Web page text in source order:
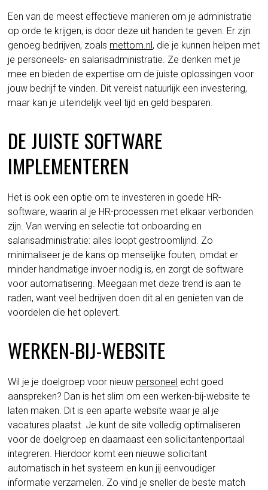
Een van de meest effectieve manieren om je administratie
op orde te krijgen, is door deze uit handen te geven. Er zijn
genoeg bedrijven, zoals mettom.nl, die je kunnen helpen met
je personeels- en salarisadministratie. Ze denken met je
mee en bieden de expertise om de juiste oplossingen voor
jouw bedrijf te vinden. Dit vereist natuurlijk een investering,
maar kan je uiteindelijk veel tijd en geld besparen.
DE JUISTE SOFTWARE
IMPLEMENTEREN
Het is ook een optie om te investeren in goede HR-
software, waarin al je HR-processen met elkaar verbonden
zijn. Van werving en selectie tot onboarding en
salarisadministratie: alles loopt gestroomlijnd. Zo
minimaliseer je de kans op menselijke fouten, omdat er
minder handmatige invoer nodig is, en zorgt de software
voor automatisering. Meegaan met deze trend is aan te
raden, want veel bedrijven doen dit al en genieten van de
voordelen die het oplevert.
WERKEN-BIJ-WEBSITE
Wil je je doelgroep voor nieuw personeel echt goed
aanspreken? Dan is het slim om een werken-bij-website te
laten maken. Dit is een aparte website waar je al je
vacatures plaatst. Je kunt de site volledig optimaliseren
voor de doelgroep en daarnaast een sollicitantenportaal
integreren. Hierdoor komt een nieuwe sollicitant
automatisch in het systeem en kun jij eenvoudiger
informatie verzamelen. Zo vind je sneller de beste match